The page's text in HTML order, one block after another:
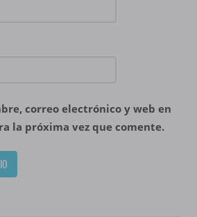
correo electrónico y web en
la próxima vez que comente.